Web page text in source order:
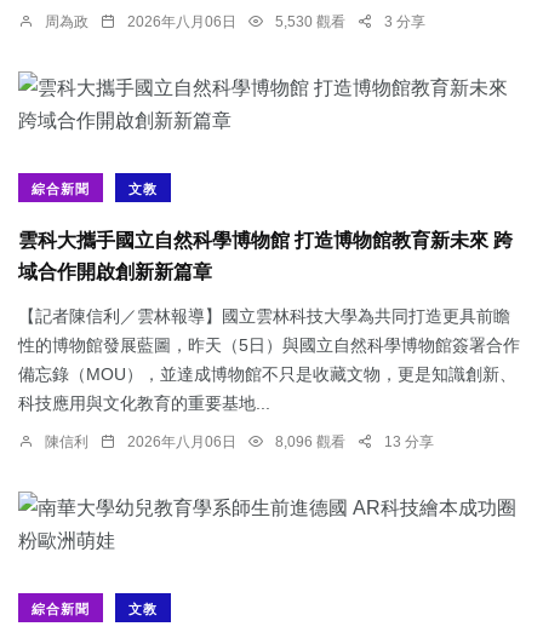
周為政 2026年八月06日 5,530 觀看 3 分享
綜合新聞 文教
雲科大攜手國立自然科學博物館 打造博物館教育新未來 跨
域合作開啟創新新篇章
【記者陳信利／雲林報導】國立雲林科技大學為共同打造更具前瞻
性的博物館發展藍圖，昨天（5日）與國立自然科學博物館簽署合作
備忘錄（MOU），並達成博物館不只是收藏文物，更是知識創新、
科技應用與文化教育的重要基地...
陳信利 2026年八月06日 8,096 觀看 13 分享
綜合新聞 文教